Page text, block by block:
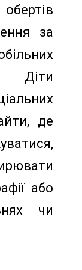
за
Діти
де
або
чи